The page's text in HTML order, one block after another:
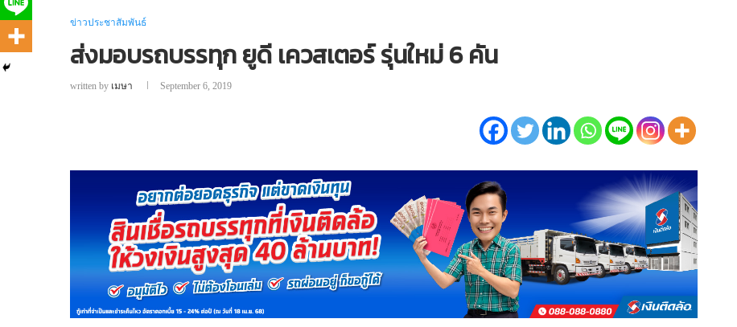
ข่าวประชาสัมพันธ์
ส่งมอบรถบรรทุก ยูดี เควสเตอร์ รุ่นใหม่ 6 คัน
written by เมษา September 6, 2019